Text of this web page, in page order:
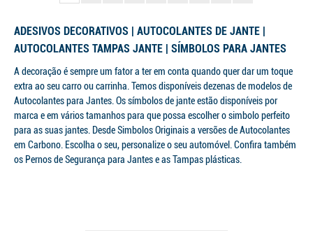
ADESIVOS DECORATIVOS | AUTOCOLANTES DE JANTE |
AUTOCOLANTES TAMPAS JANTE | SÍMBOLOS PARA JANTES
A decoração é sempre um fator a ter em conta quando quer dar um toque
extra ao seu carro ou carrinha. Temos disponíveis dezenas de modelos de
Autocolantes para Jantes. Os símbolos de jante estão disponíveis por
marca e em vários tamanhos para que possa escolher o simbolo perfeito
para as suas jantes. Desde Simbolos Originais a versões de Autocolantes
em Carbono. Escolha o seu, personalize o seu automóvel. Confira também
os Pernos de Segurança para Jantes e as Tampas plásticas.